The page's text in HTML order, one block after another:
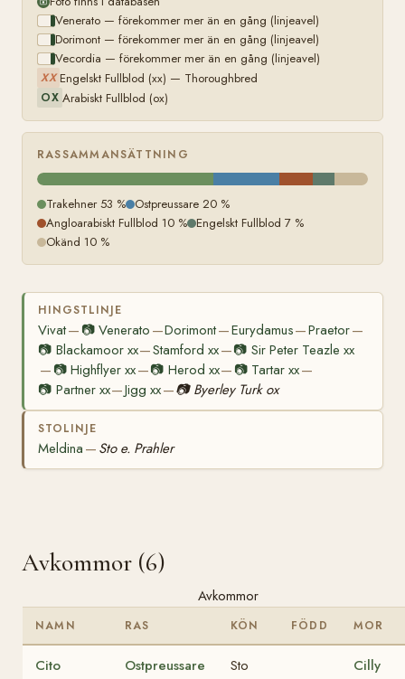
Venerato — förekommer mer än en gång (linjeavel)
Dorimont — förekommer mer än en gång (linjeavel)
Vecordia — förekommer mer än en gång (linjeavel)
XX Engelskt Fullblod (xx) — Thoroughbred
OX Arabiskt Fullblod (ox)
RASSAMMANSÄTTNING
Trakehner 53 % Ostpreussare 20 %
Angloarabiskt Fullblod 10 % Engelskt Fullblod 7 %
Okänd 10 %
HINGSTLINJE
Vivat— 📷Venerato —Dorimont—Eurydamus—Praetor—
📷 Blackamoor xx—Stamford xx—📷 Sir Peter Teazle xx
— 📷Highflyer xx—📷 Herod xx— 📷 Tartar xx—
📷 Partner xx—Jigg xx—📷 Byerley Turk ox
STOLINJE
Meldina — Sto e. Prahler
Avkommor (6)
Avkommor
NAMN RAS KÖN FÖDD MOR
Cito Ostpreussare Sto Cilly